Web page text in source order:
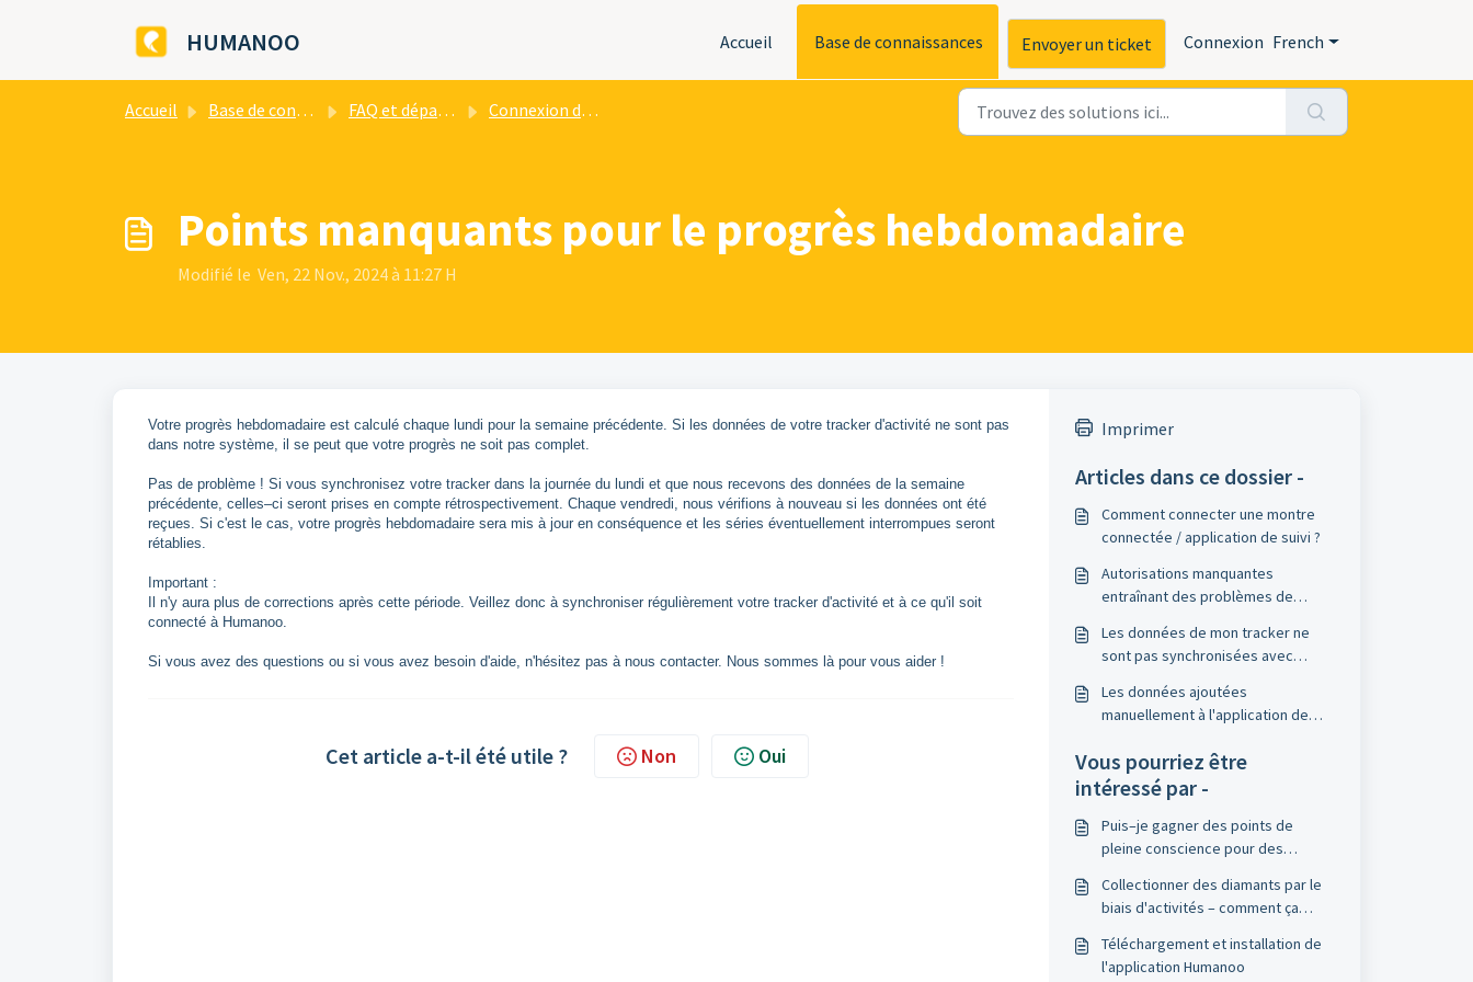
HUMANOO Accueil Base de connaissances Envoyer un ticket Connexion French
Accueil Base de connaissances FAQ et dépannage Connexion du tracker d'activité
Points manquants pour le progrès hebdomadaire
Modifié le Ven, 22 Nov., 2024 à 11:27 H
Votre progrès hebdomadaire est calculé chaque lundi pour la semaine précédente. Si les données de votre tracker d'activité ne sont pas
dans notre système, il se peut que votre progrès ne soit pas complet.
Pas de problème ! Si vous synchronisez votre tracker dans la journée du lundi et que nous recevons des données de la semaine
précédente, celles–ci seront prises en compte rétrospectivement. Chaque vendredi, nous vérifions à nouveau si les données ont été
reçues. Si c'est le cas, votre progrès hebdomadaire sera mis à jour en conséquence et les séries éventuellement interrompues seront
rétablies.
Important :
Il n'y aura plus de corrections après cette période. Veillez donc à synchroniser régulièrement votre tracker d'activité et à ce qu'il soit
connecté à Humanoo.
Si vous avez des questions ou si vous avez besoin d'aide, n'hésitez pas à nous contacter. Nous sommes là pour vous aider !
Cet article a-t-il été utile ? Non Oui
Imprimer
Articles dans ce dossier -
Comment connecter une montre
connectée / application de suivi ?
Autorisations manquantes
entraînant des problèmes de
Les données de mon tracker ne
sont pas synchronisées avec
​Les données ajoutées
manuellement à l'application de
transférées à Humanoo ?
Vous pourriez être
intéressé par -
Puis–je gagner des points de
pleine conscience pour des
Humanoo ?
Collectionner des diamants par le
biais d'activités – comment ça
Téléchargement et installation de
l'application Humanoo